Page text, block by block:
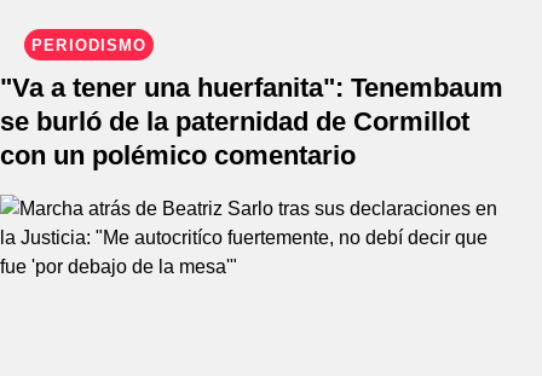
PERIODISMO
"Va a tener una huerfanita": Tenembaum
se burló de la paternidad de Cormillot
con un polémico comentario